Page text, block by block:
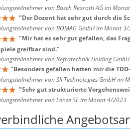
von Bosch Rexroth AG im
"Der Dozent hat sehr gut durch die
von BOMAG GmbH im Monat
"Mir hat es sehr gut gefallen, das
greifbar sind."
von Refratechnik Holding
"Besonders gefallen hatten mir die
von SII Technologies GmbH im
"Sehr gut strukturierte
von Lenze SE im Monat 4/2023